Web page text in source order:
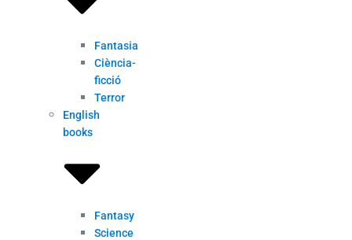
Fantasia
Ciència-
ficció
Terror
English
books
Fantasy
Science